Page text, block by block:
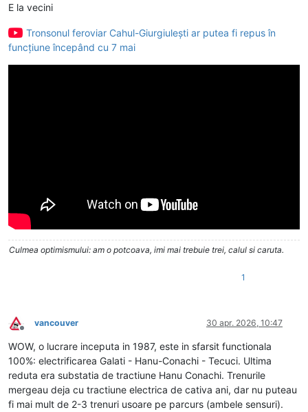
E la vecini
Tronsonul feroviar Cahul-Giurgiulești ar putea fi repus în
funcțiune începând cu 7 mai
Culmea optimismului: am o potcoava, imi mai trebuie trei, calul si caruta.
1
Deconectat
vancouver 30 apr. 2026, 10:47
WOW, o lucrare inceputa in 1987, este in sfarsit functionala
100%: electrificarea Galati - Hanu-Conachi - Tecuci. Ultima
reduta era substatia de tractiune Hanu Conachi. Trenurile
mergeau deja cu tractiune electrica de cativa ani, dar nu puteau
fi mai mult de 2-3 trenuri usoare pe parcurs (ambele sensuri).